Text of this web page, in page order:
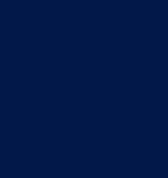
klares
die
das
Alle
auch
Kunden